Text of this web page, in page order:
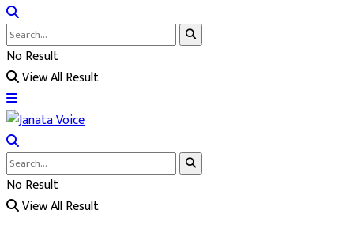
No Result
View All Result
No Result
View All Result